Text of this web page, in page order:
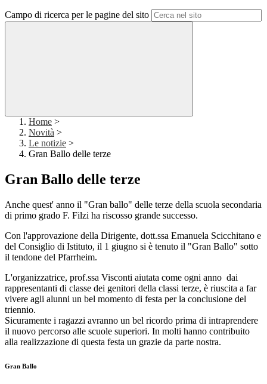
Campo di ricerca per le pagine del sito
Home >
Novità >
Le notizie >
Gran Ballo delle terze
Gran Ballo delle terze
Anche quest' anno il "Gran ballo" delle terze della scuola secondaria
di primo grado F. Filzi ha riscosso grande successo.
Con l'approvazione della Dirigente, dott.ssa Emanuela Scicchitano e
del Consiglio di Istituto, il 1 giugno si è tenuto il "Gran Ballo" sotto
il tendone del Pfarrheim.
L'organizzatrice, prof.ssa Visconti aiutata come ogni anno dai
rappresentanti di classe dei genitori della classi terze, è riuscita a far
vivere agli alunni un bel momento di festa per la conclusione del
triennio.
Sicuramente i ragazzi avranno un bel ricordo prima di intraprendere
il nuovo percorso alle scuole superiori. In molti hanno contribuito
alla realizzazione di questa festa un grazie da parte nostra.
Gran Ballo